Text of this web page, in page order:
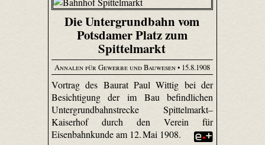
Die Untergrundbahn vom
Potsdamer Platz zum
Spittelmarkt
Annalen für Gewerbe und Bauwesen• 15.8.1908
Vortrag des Baurat Paul Wittig bei der
Besichtigung der im Bau befindlichen
Untergrundbahnstrecke Spittelmarkt–
Kaiserhof durch den Verein für
Eisenbahnkunde am 12. Mai 1908.